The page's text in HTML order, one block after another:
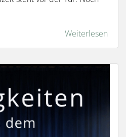
Weiterlesen